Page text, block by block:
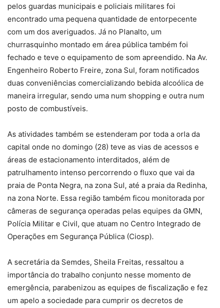
pelos guardas municipais e policiais militares foi
encontrado uma pequena quantidade de entorpecente
com um dos averiguados. Já no Planalto, um
churrasquinho montado em área pública também foi
fechado e teve o equipamento de som apreendido. Na Av.
Engenheiro Roberto Freire, zona Sul, foram notificados
duas conveniências comercializando bebida alcoólica de
maneira irregular, sendo uma num shopping e outra num
posto de combustíveis.
As atividades também se estenderam por toda a orla da
capital onde no domingo (28) teve as vias de acessos e
áreas de estacionamento interditados, além de
patrulhamento intenso percorrendo o fluxo que vai da
praia de Ponta Negra, na zona Sul, até a praia da Redinha,
na zona Norte. Essa região também ficou monitorada por
câmeras de segurança operadas pelas equipes da GMN,
Polícia Militar e Civil, que atuam no Centro Integrado de
Operações em Segurança Pública (Ciosp).
A secretária da Semdes, Sheila Freitas, ressaltou a
importância do trabalho conjunto nesse momento de
emergência, parabenizou as equipes de fiscalização e fez
um apelo a sociedade para cumprir os decretos de